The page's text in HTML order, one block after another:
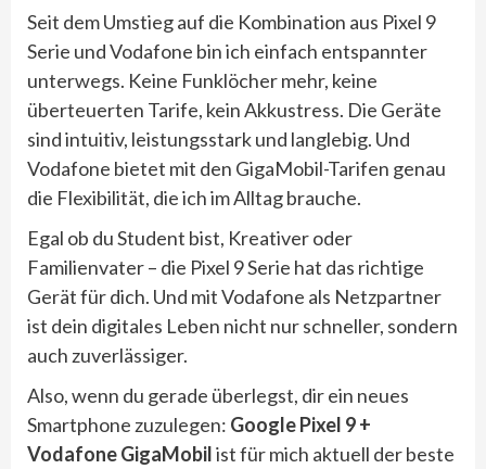
Seit dem Umstieg auf die Kombination aus Pixel 9
Serie und Vodafone bin ich einfach entspannter
unterwegs. Keine Funklöcher mehr, keine
überteuerten Tarife, kein Akkustress. Die Geräte
sind intuitiv, leistungsstark und langlebig. Und
Vodafone bietet mit den GigaMobil-Tarifen genau
die Flexibilität, die ich im Alltag brauche.
Egal ob du Student bist, Kreativer oder
Familienvater – die Pixel 9 Serie hat das richtige
Gerät für dich. Und mit Vodafone als Netzpartner
ist dein digitales Leben nicht nur schneller, sondern
auch zuverlässiger.
Also, wenn du gerade überlegst, dir ein neues
Smartphone zuzulegen: Google Pixel 9 +
Vodafone GigaMobilist für mich aktuell der beste